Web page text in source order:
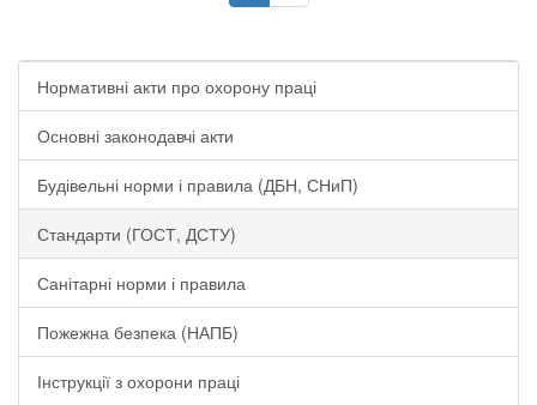
Нормативні акти про охорону праці
Основні законодавчі акти
Будівельні норми і правила (ДБН, СНиП)
Стандарти (ГОСТ, ДСТУ)
Санітарні норми і правила
Пожежна безпека (НАПБ)
Інструкції з охорони праці